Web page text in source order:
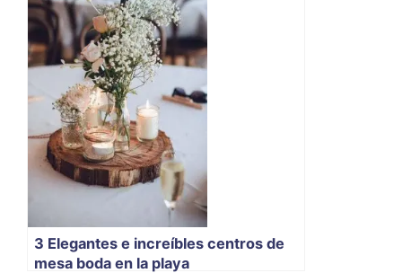
3 Elegantes e increíbles centros de
mesa boda en la playa